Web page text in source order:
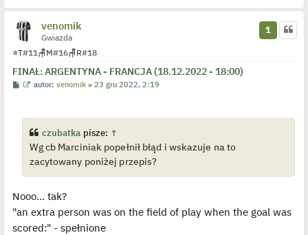
p
y
c
z
s
t
venomik
Gwiazda
⭐T#11🪑M#16🪑R#18
FINAŁ: ARGENTYNA - FRANCJA (18.12.2022 - 18:00)
1
P
W
i
e
t
l
o
y
n
c
z
autor:venomik »23 gru 2022, 2:19
czubatka pisze: ↑
Wg cb Marciniak popełnił błąd i wskazuje na to
zacytowany poniżej przepis?
Nooo... tak?
"an extra person was on the field of play when the goal was
scored:" - spełnione